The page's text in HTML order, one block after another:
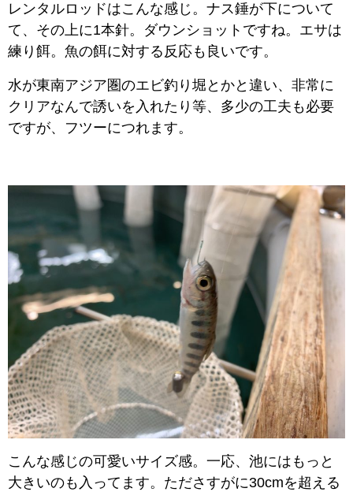
レンタルロッドはこんな感じ。ナス錘が下について
て、その上に1本針。ダウンショットですね。エサは
練り餌。魚の餌に対する反応も良いです。
水が東南アジア圏のエビ釣り堀とかと違い、非常に
クリアなんで誘いを入れたり等、多少の工夫も必要
ですが、フツーにつれます。
こんな感じの可愛いサイズ感。一応、池にはもっと
大きいのも入ってます。たださすがに30cmを超える